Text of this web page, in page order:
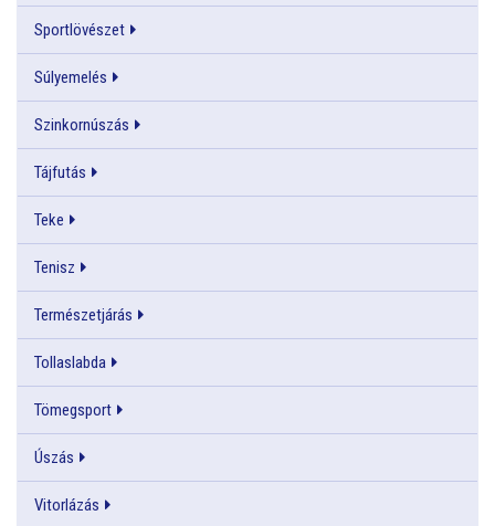
Sportlövészet
Súlyemelés
Szinkornúszás
Tájfutás
Teke
Tenisz
Természetjárás
Tollaslabda
Tömegsport
Úszás
Vitorlázás